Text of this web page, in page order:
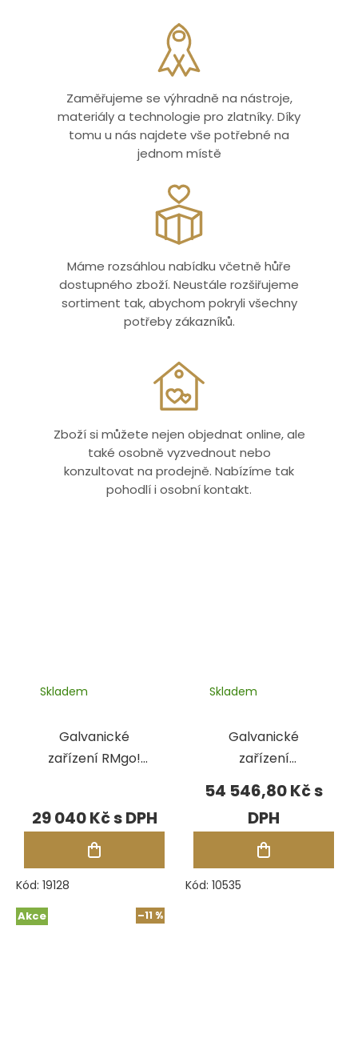
Zaměřujeme se výhradně na nástroje,
materiály a technologie pro zlatníky. Díky
tomu u nás najdete vše potřebné na
jednom místě
Máme rozsáhlou nabídku včetně hůře
dostupného zboží. Neustále rozšiřujeme
sortiment tak, abychom pokryli všechny
potřeby zákazníků.
Zboží si můžete nejen objednat online, ale
také osobně vyzvednout nebo
konzultovat na prodejně. Nabízíme tak
pohodlí i osobní kontakt.
Galvanické
zařízení RMgo!
Skladem
29 040 Kč
Kód: 19128
Galvanické
zařízení
COMFORT II
Skladem
54 546,80 Kč
Kód: 10535
Akce –11 %